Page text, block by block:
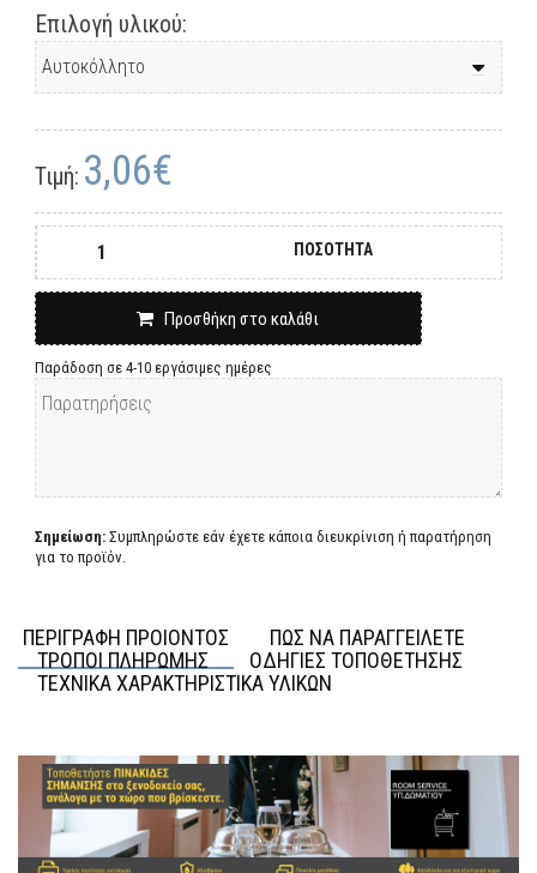
Επιλογή υλικού:
Τιμή: 3,06€
ΠΟΣΟΤΗΤΑ
Προσθήκη στο καλάθι
Παράδοση σε 4-10 εργάσιμες ημέρες
Σημείωση: Συμπληρώστε εάν έχετε κάποια διευκρίνιση ή παρατήρηση
για το προϊόν.
ΠΕΡΙΓΡΑΦΗ ΠΡΟΙΟΝΤΟΣ
ΠΩΣ ΝΑ ΠΑΡΑΓΓΕΙΛΕΤΕ
ΤΡΟΠΟΙ ΠΛΗΡΩΜΗΣ
ΟΔΗΓΙΕΣ ΤΟΠΟΘΕΤΗΣΗΣ
ΤΕΧΝΙΚΑ ΧΑΡΑΚΤΗΡΙΣΤΙΚΑ ΥΛΙΚΩΝ